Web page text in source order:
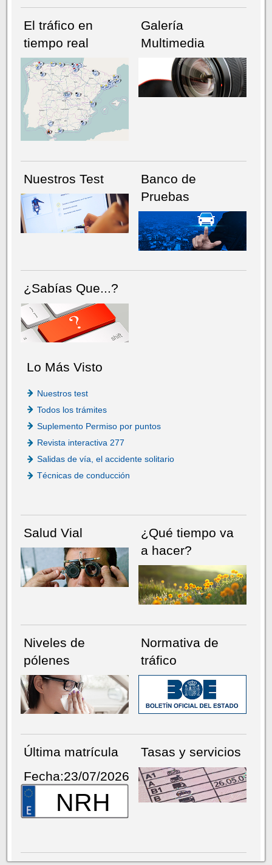
NÚMERO ACTUALHEMEROTECA
El tráfico en
tiempo real
Galería
Multimedia
Nuestros Test
Banco de
Pruebas
¿Sabías Que...?
Lo Más Visto
Nuestros test
Todos los trámites
Suplemento Permiso por puntos
Revista interactiva 277
Salidas de vía, el accidente solitario
Técnicas de conducción
Salud Vial
¿Qué tiempo va
a hacer?
Niveles de
pólenes
Normativa de
tráfico
Última matrícula
Fecha:23/07/2026
NRH
Tasas y servicios